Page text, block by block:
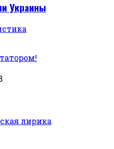
Украины
лирика